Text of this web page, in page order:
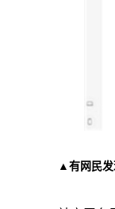
▲有网民发